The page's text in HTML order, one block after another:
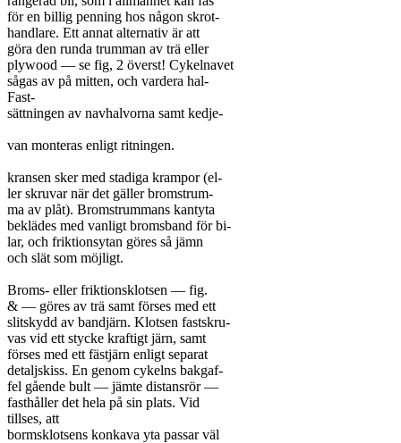
för en billig penning hos någon skrot-
handlare. Ett annat alternativ är att
göra den runda trumman av trä eller
plywood — se fig, 2 överst! Cykelnavet
sågas av på mitten, och vardera hal-
Fast-
sättningen av navhalvorna samt kedje-
van monteras enligt ritningen.
kransen sker med stadiga krampor (el-
ler skruvar när det gäller bromstrum-
ma av plåt). Bromstrummans kantyta
beklädes med vanligt bromsband för bi-
lar, och friktionsytan göres så jämn
och slät som möjligt.
Broms- eller friktionsklotsen — fig.
& — göres av trä samt förses med ett
slitskydd av bandjärn. Klotsen fastskru-
vas vid ett stycke kraftigt järn, samt
förses med ett fästjärn enligt separat
detaljskiss. En genom cykelns bakgaf-
fel gående bult — jämte distansrör —
fasthåller det hela på sin plats. Vid
tillses, att
bormsklotsens konkava yta passar väl